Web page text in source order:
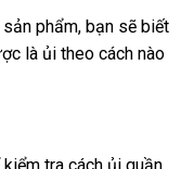
phẩm, bạn sẽ biết
là ủi theo cách nào